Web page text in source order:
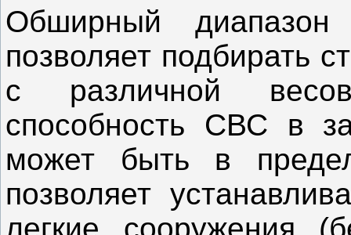
Обширный диапазон
позволяет подбирать
с различной
способность СВС в
может быть в
позволяет
легкие сооружения